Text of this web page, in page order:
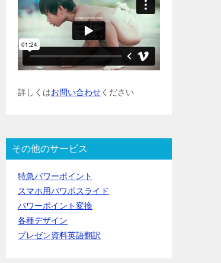
詳しくはお問い合わせください
その他のサービス
特急パワーポイント
スマホ用パワポスライド
パワーポイント変換
各種デザイン
プレゼン資料英語翻訳